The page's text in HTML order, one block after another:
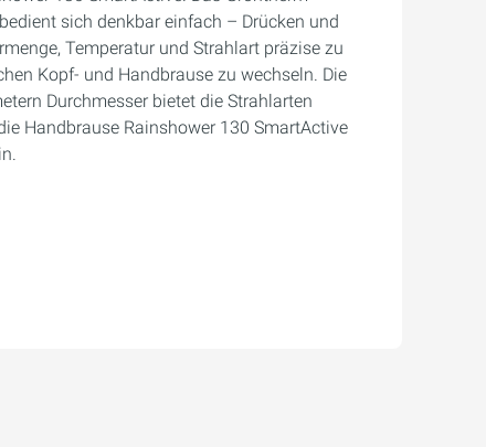
sich denkbar einfach – Drücken und
Temperatur und Strahlart präzise zu
Kopf- und Handbrause zu wechseln. Die
Durchmesser bietet die Strahlarten
Handbrause Rainshower 130 SmartActive